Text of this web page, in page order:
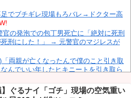
隻が日本一周『いつでも国家沈没させ
ル158円台半ば 介入警戒をしつつ円売
ーラーを締め出しｗｗｗ NEW!
RSS
足でブチギレ現場もろバレ→ドクター高
官の発泡での包丁男死亡に「絶対に死刑
刑にした！」 → 元警官のマジレスが
「両親が亡くなったんで僕のこと引き取
んでいい年したヒキニートを引き取ら
の騎士』、とんでもない事になるｗｗ
】ぐるナイ「ゴチ」現場の空気重い